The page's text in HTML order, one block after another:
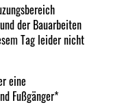
der Bauarbeiten
Tag leider nicht
eine
Fußgänger*